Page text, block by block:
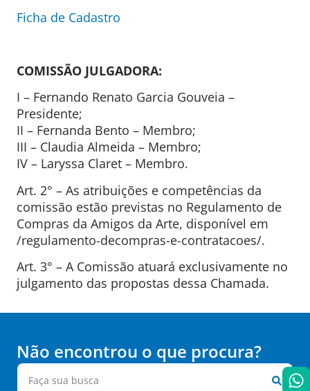
Ficha de Cadastro
COMISSÃO JULGADORA:
I – Fernando Renato Garcia Gouveia –
Presidente;
II – Fernanda Bento – Membro;
III – Claudia Almeida – Membro;
IV – Laryssa Claret – Membro.
Art. 2° – As atribuições e competências da
comissão estão previstas no Regulamento de
Compras da Amigos da Arte, disponível em
/regulamento-decompras-e-contratacoes/.
Art. 3° – A Comissão atuará exclusivamente no
julgamento das propostas dessa Chamada.
Não encontrou o que procura?